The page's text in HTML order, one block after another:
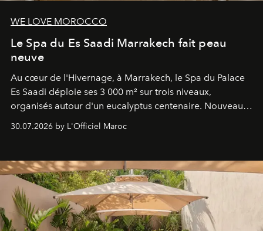
WE LOVE MOROCCO
Le Spa du Es Saadi Marrakech fait peau
neuve
Au cœur de l'Hivernage, à Marrakech, le Spa du Palace
Es Saadi déploie ses 3 000 m² sur trois niveaux,
organisés autour d'un eucalyptus centenaire. Nouveau
neuro-cosmétique, parcours thermal et studio dédié au
entièreté, entre science des émotions et rituels
reposants.
30.07.2026 by L'Officiel Maroc